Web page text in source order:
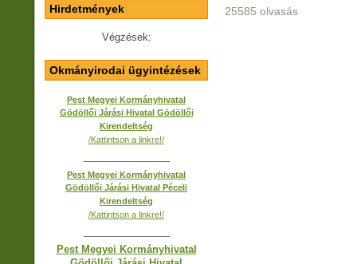
Hirdetmények
Végzések:
Okmányirodai ügyintézések
Pest Megyei Kormányhivatal
Gödöllői Járási Hivatal Gödöllői
Kirendeltség
/Kattintson a linkre!/
Pest Megyei Kormányhivatal
Gödöllői Járási Hivatal Péceli
Kirendeltség
/Kattintson a linkre!/
Pest Megyei Kormányhivatal
25585 olvasás